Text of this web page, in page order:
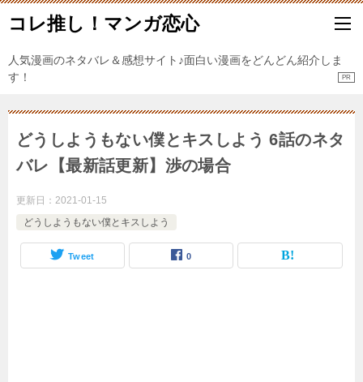
コレ推し！マンガ恋心
人気漫画のネタバレ＆感想サイト♪面白い漫画をどんどん紹介しま
す！
どうしようもない僕とキスしよう 6話のネタ
バレ【最新話更新】渉の場合
更新日： 2021-01-15
どうしようもない僕とキスしよう
Tweet 0